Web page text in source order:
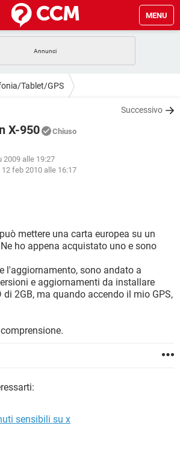
MENU
ANDROID
WHATSAPP
GAMING
GAMING
WINDOWS 10
FACEBOOK
WINDOWS 10
WHATSAPP
FACEBOOK
Tablet/GPS
Successivo
X-950 Chiuso
2009 alle 19:27
12 feb 2010 alle 16:17
mettere una carta europea su un
ho appena acquistato uno e sono
l'aggiornamento, sono andato a
e aggiornamenti da installare
2GB, ma quando accendo il mio GPS,
sensibili su x